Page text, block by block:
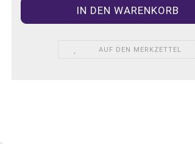
AUF DEN MERKZETTEL